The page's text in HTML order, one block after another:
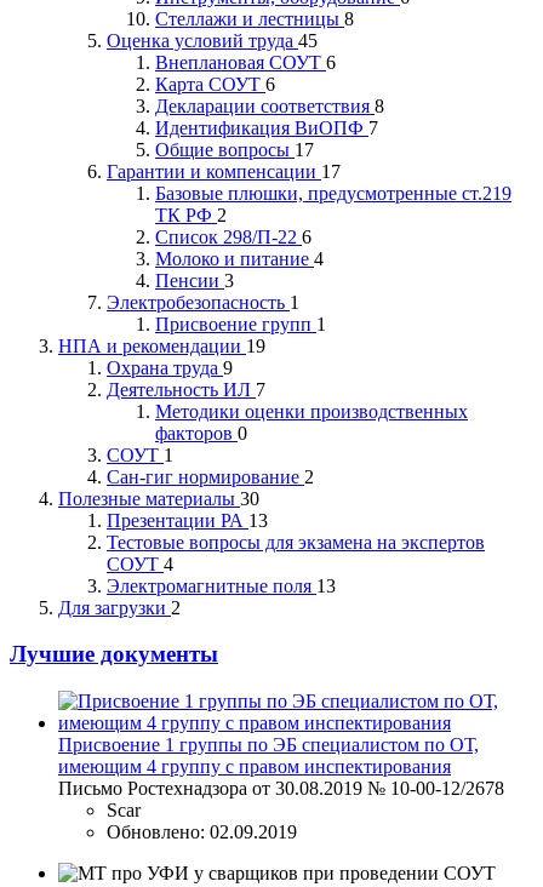
Стеллажи и лестницы 8
Оценка условий труда 45
Внеплановая СОУТ 6
Карта СОУТ 6
Декларации соответствия 8
Идентификация ВиОПФ 7
Общие вопросы 17
Гарантии и компенсации 17
Базовые плюшки, предусмотренные ст.219
ТК РФ 2
Список 298/П-22 6
Молоко и питание 4
Пенсии 3
Электробезопасность 1
Присвоение групп 1
НПА и рекомендации 19
Охрана труда 9
Деятельность ИЛ 7
Методики оценки производственных
факторов 0
СОУТ 1
Сан-гиг нормирование 2
Полезные материалы 30
Презентации РА 13
Тестовые вопросы для экзамена на экспертов
СОУТ 4
Электромагнитные поля 13
Для загрузки 2
Лучшие документы
Присвоение 1 группы по ЭБ специалистом по ОТ,
имеющим 4 группу с правом инспектирования
Письмо Ростехнадзора от 30.08.2019 № 10-00-12/2678
Scar
Обновлено: 02.09.2019